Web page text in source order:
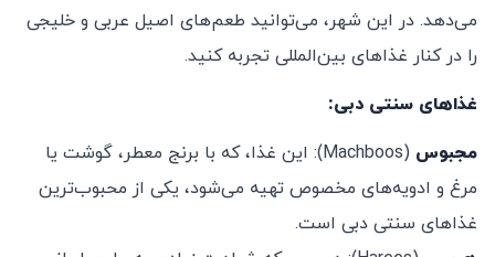
می‌دهد. در این شهر، می‌توانید طعم‌های اصیل عربی و خلیجی
را در کنار غذاهای بین‌المللی تجربه کنید.
غذاهای سنتی دبی:
مجبوس
(Machboos): این غذا، که با برنج معطر، گوشت یا
مرغ و ادویه‌های مخصوص تهیه می‌شود، یکی از محبوب‌ترین
غذاهای سنتی دبی است.